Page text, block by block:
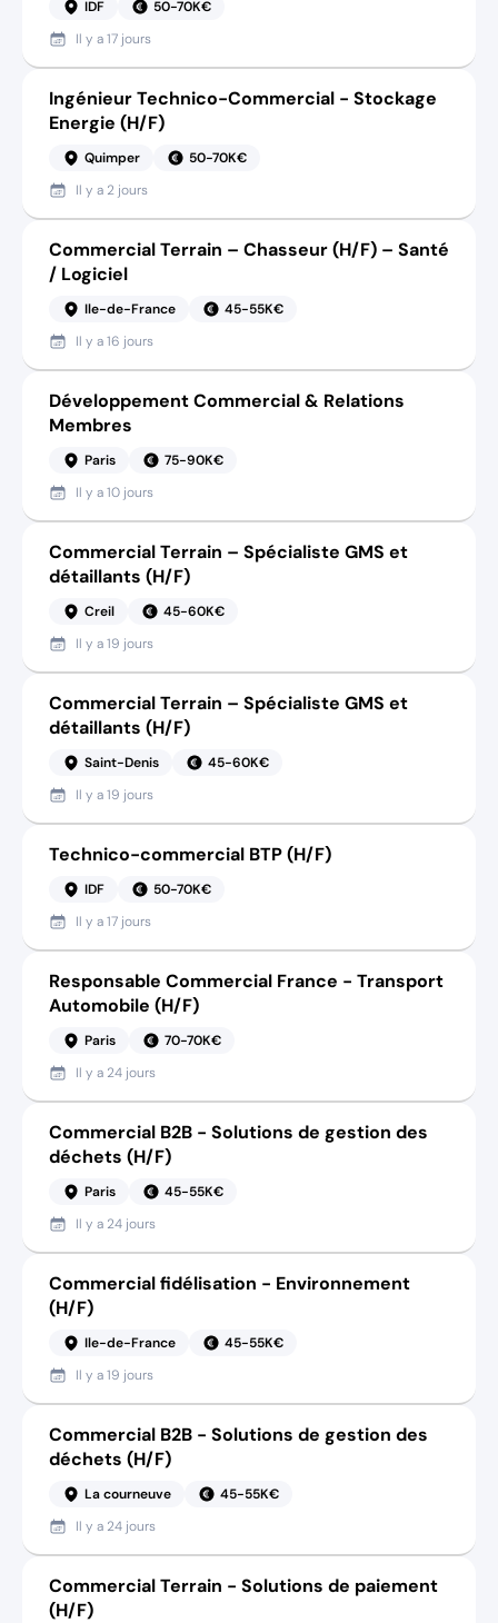
IDF
50-70K€
Il y a17 jours
Ingénieur Technico-Commercial - Stockage
Energie (H/F)
Quimper
50-70K€
Il y a 2 jours
Commercial Terrain – Chasseur (H/F) – Santé
/ Logiciel
Ile-de-France
45-55K€
Il y a16 jours
Développement Commercial & Relations
Membres
Paris
75-90K€
Il y a10 jours
Commercial Terrain – Spécialiste GMS et
détaillants (H/F)
Creil
45-60K€
Il y a19 jours
Commercial Terrain – Spécialiste GMS et
détaillants (H/F)
Saint-Denis
45-60K€
Il y a19 jours
Technico-commercial BTP (H/F)
IDF
50-70K€
Il y a17 jours
Responsable Commercial France - Transport
Automobile (H/F)
Paris
70-70K€
Il y a 24 jours
Commercial B2B - Solutions de gestion des
déchets (H/F)
Paris
45-55K€
Il y a 24 jours
Commercial fidélisation - Environnement
(H/F)
Ile-de-France
45-55K€
Il y a19 jours
Commercial B2B - Solutions de gestion des
déchets (H/F)
La courneuve
45-55K€
Il y a 24 jours
Commercial Terrain - Solutions de paiement
(H/F)